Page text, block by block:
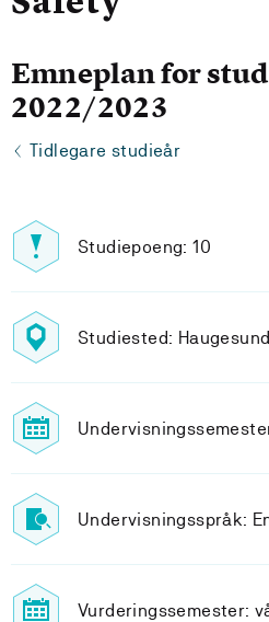
Emneplan for
2022/2023
Tidlegare studieår
Studiepoeng: 10
Studiested: Haugesund
Undervisningsspråk:
Vurderingssemester: